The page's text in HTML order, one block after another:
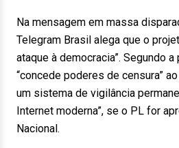
Na mensagem em massa
Telegram Brasil alega que o
ataque à democracia”. Segundo
“concede poderes de censura”
um sistema de vigilância
Internet moderna”, se o PL for
Nacional.